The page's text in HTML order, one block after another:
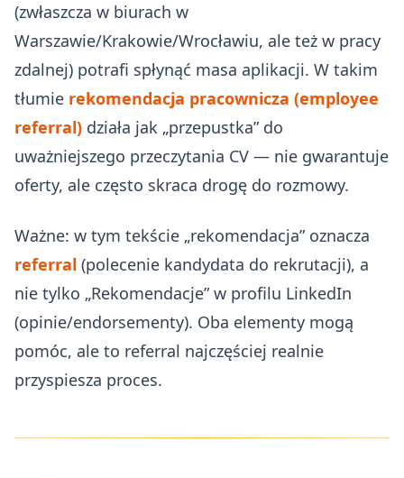
(zwłaszcza w biurach w
Warszawie/Krakowie/Wrocławiu, ale też w pracy
zdalnej) potrafi spłynąć masa aplikacji. W takim
tłumie rekomendacja pracownicza (employee
referral) działa jak „przepustka” do
uważniejszego przeczytania CV — nie gwarantuje
oferty, ale często skraca drogę do rozmowy.
Ważne: w tym tekście „rekomendacja” oznacza
referral (polecenie kandydata do rekrutacji), a
nie tylko „Rekomendacje” w profilu LinkedIn
(opinie/endorsementy). Oba elementy mogą
pomóc, ale to referral najczęściej realnie
przyspiesza proces.